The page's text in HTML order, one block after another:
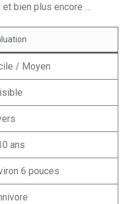
bien plus encore …
/ Moyen
ans
6 pouces